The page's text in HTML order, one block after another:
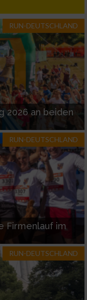
RUN-DEUTSCHLAND
2026 an beiden
RUN-DEUTSCHLAND
Firmenlauf im
RUN-DEUTSCHLAND